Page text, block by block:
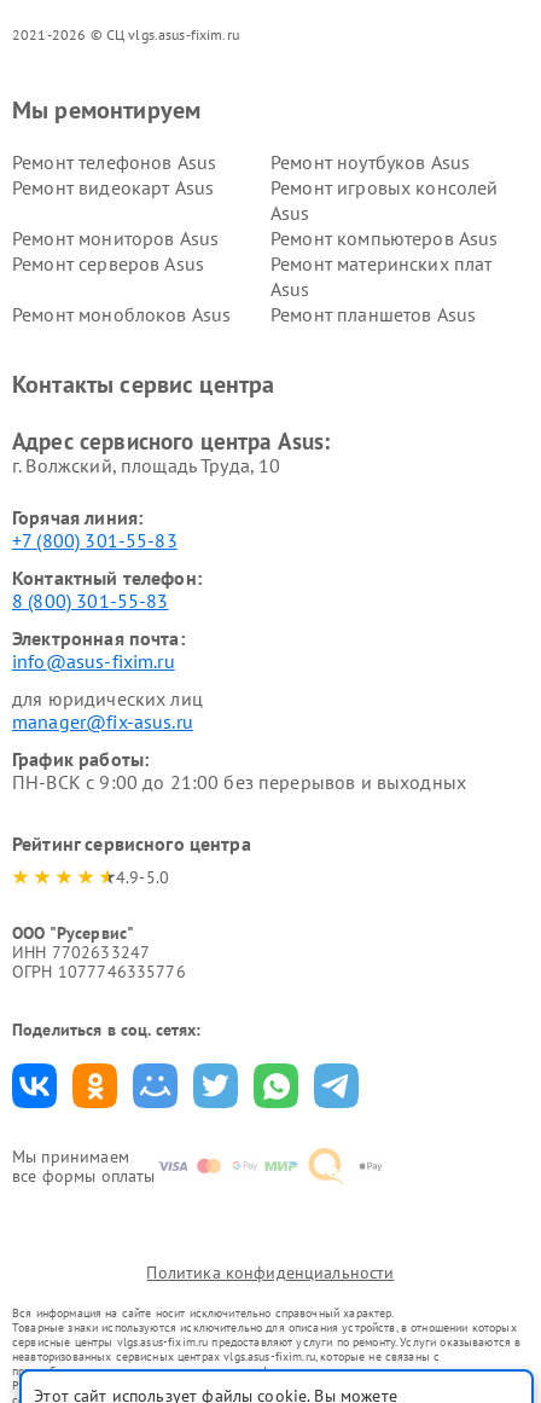
2021-2026 © СЦ vlgs.asus-fixim.ru
Мы принимаем
все формы оплаты
Мы ремонтируем
Ремонт телефонов Asus
Ремонт ноутбуков Asus
Ремонт видеокарт Asus
Ремонт игровых консолей
Asus
Ремонт мониторов Asus
Ремонт компьютеров Asus
Ремонт серверов Asus
Ремонт материнских плат
Asus
Ремонт моноблоков Asus
Ремонт планшетов Asus
Контакты сервис центра
Адрес сервисного центра Asus:
г. Волжский, площадь Труда, 10
Горячая линия:
+7 (800) 301-55-83
Контактный телефон:
8 (800) 301-55-83
Электронная почта:
info@asus-fixim.ru
для юридических лиц
manager@fix-asus.ru
График работы:
ПН-ВСК с 9:00 до 21:00 без перерывов и выходных
Рейтинг сервисного центра
4.9-5.0
ООО "Русервис"
ИНН 7702633247
ОГРН 1077746335776
Поделиться в соц. сетях:
Политика конфиденциальности
Вся информация на сайте носит исключительно справочный характер.
Товарные знаки используются исключительно для описания устройств, в отношении которых
сервисные центры vlgs.asus-fixim.ru предоставляют услуги по ремонту. Услуги оказываются в
неавторизованных сервисных центрах vlgs.asus-fixim.ru, которые не связаны с
правообладателями товарных знаков или их официальными представителями.
Ремонт осуществляется для устройств, уже введенных в гражданский оборот в соответствии
Этот сайт использует файлы cookie. Вы можете